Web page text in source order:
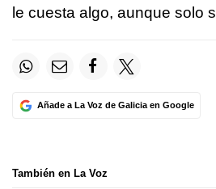
le cuesta algo, aunque solo
Añade a La Voz de Galicia en Google
También en La Voz